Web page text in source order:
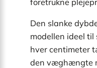
Den slanke
modellen ideel
hver centimeter
den væghængte